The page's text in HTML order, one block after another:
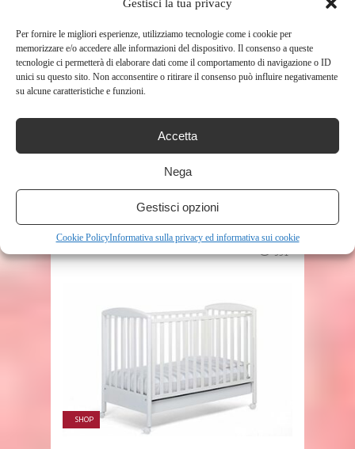
Gestisci la tua privacy
Per fornire le migliori esperienze, utilizziamo tecnologie come i cookie per
memorizzare e/o accedere alle informazioni del dispositivo. Il consenso a queste
tecnologie ci permetterà di elaborare dati come il comportamento di navigazione o ID
unici su questo sito. Non acconsentire o ritirare il consenso può influire negativamente
su alcune caratteristiche e funzioni.
Accetta
Nega
Gestisci opzioni
Cookie PolicyInformativa sulla privacy ed informativa sui cookie
SHOP
GOTHICBRIDE ASCIUGAMANI
USA E GETTA 100% NON-TESSUTO
LUSSO TESSUTO DI ...
351
SHOP